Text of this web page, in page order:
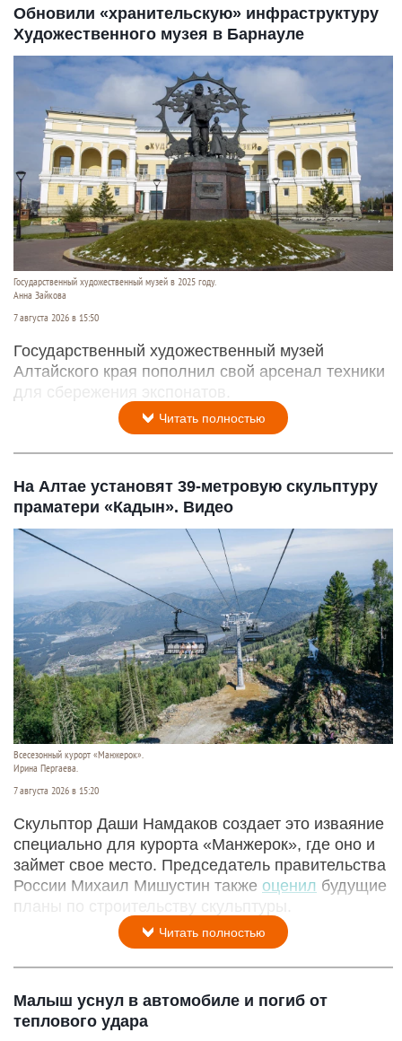
Обновили «хранительскую» инфраструктуру
Художественного музея в Барнауле
Государственный художественный музей в 2025 году.
Анна Зайкова
7 августа 2026 в 15:50
Государственный художественный музей
Алтайского края пополнил свой арсенал техники
для сбережения экспонатов.
Читать полностью
На Алтае установят 39-метровую скульптуру
праматери «Кадын». Видео
Всесезонный курорт «Манжерок».
Ирина Пергаева.
7 августа 2026 в 15:20
Скульптор Даши Намдаков создает это изваяние
специально для курорта «Манжерок», где оно и
займет свое место. Председатель правительства
России Михаил Мишустин также оценил будущие
планы по строительству скульптуры.
Читать полностью
Малыш уснул в автомобиле и погиб от
теплового удара